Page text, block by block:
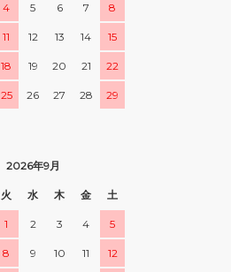
4 5 6 7 8
11 12 13 14 15
18 19 20 21 22
25 26 27 28 29
2026年9月
火 水 木 金 土
1 2 3 4 5
8 9 10 11 12